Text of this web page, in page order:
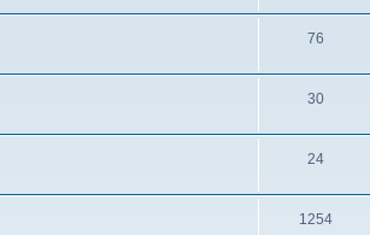
76
30
24
1254